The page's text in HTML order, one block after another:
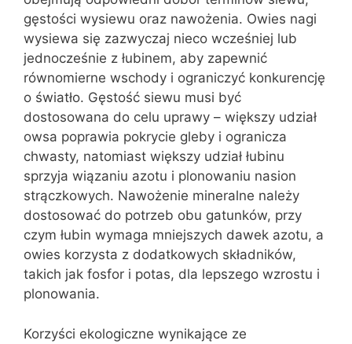
gęstości wysiewu oraz nawożenia. Owies nagi
wysiewa się zazwyczaj nieco wcześniej lub
jednocześnie z łubinem, aby zapewnić
równomierne wschody i ograniczyć konkurencję
o światło. Gęstość siewu musi być
dostosowana do celu uprawy – większy udział
owsa poprawia pokrycie gleby i ogranicza
chwasty, natomiast większy udział łubinu
sprzyja wiązaniu azotu i plonowaniu nasion
strączkowych. Nawożenie mineralne należy
dostosować do potrzeb obu gatunków, przy
czym łubin wymaga mniejszych dawek azotu, a
owies korzysta z dodatkowych składników,
takich jak fosfor i potas, dla lepszego wzrostu i
plonowania.
Korzyści ekologiczne wynikające ze